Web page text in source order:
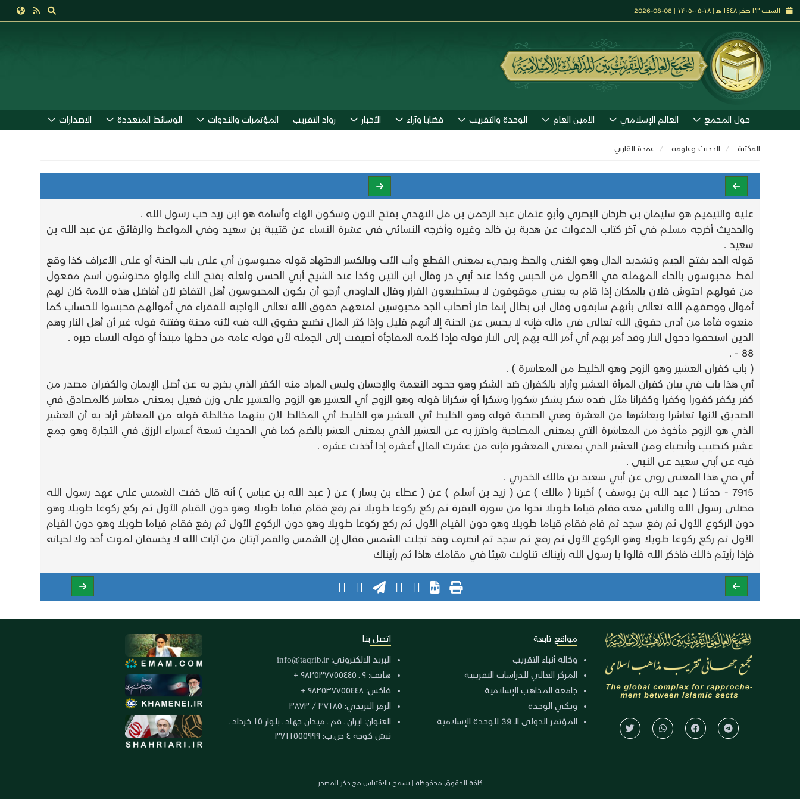
السبت ٢٣ صفر ١٤٤٨ هـ | ۱۸-۰۵-۱۴۰۵ | 08-08-2026
حول المجمع العالم الإسلامي الأمين العام الوحدة والتقريب قضايا وآراء الأخبار رواد التقريب المؤتمرات والندوات الوسائط المتعددة الاصدارات
المكتبة الحديث وعلومه عمدة القاري
علية والتيميم هو سليمان بن طرخان البصري وأبو عثمان عبد الرحمن بن مل النهدي بفتح النون وسكون الهاء وأسامة هو ابن زيد حب رسول الله .
والحديث أخرجه مسلم في آخر كتاب الدعوات عن هدبة بن خالد وغيره وأخرجه النسائي في عشرة النساء عن قتيبة بن سعيد وفي المواعظ والرقائق عن عبد الله بن
سعيد .
قوله الجد بفتح الجيم وتشديد الدال وهو الغنى والحظ ويجيء بمعنى القطع وأب الأب وبالكسر الاجتهاد قوله محبوسون أي على باب الجنة أو على الأعراف كذا وقع
لفظ محبوسون بالحاء المهملة في الأصول من الحبس وكذا عند أبي ذر وقال ابن التين وكذا عند الشيخ أبي الحسن ولعله بفتح التاء والواو محتوشون اسم مفعول
من قولهم احتوش فلان بالمكان إذا قام به يعني موقوفون لا يستطيعون الفرار وقال الداودي أرجو أن يكون المحبوسون أهل التفاخر لأن أفاضل هذه الأمة كان لهم
أموال ووصفهم الله تعالى بأنهم سابقون وقال ابن بطال إنما صار أصحاب الجد محبوسين لمنعهم حقوق الله تعالى الواجبة للفقراء في أموالهم فحبسوا للحساب كما
منعوه فأما من أدى حقوق الله تعالى في ماله فإنه لا يحبس عن الجنة إلا أنهم قليل وإذا كثر المال تضيع حقوق الله فيه لأنه محنة وفتنة قوله غير أن أهل النار وهم
الذين استحقوا دخول النار وقد أمر بهم أي أمر الله بهم إلى النار قوله فإذا كلمة المفاجأة أضيفت إلى الجملة لأن قوله عامة من دخلها مبتدأ أو قوله النساء خبره .
88 - .
( باب كفران العشير وهو الزوج وهو الخليط من المعاشرة ) .
أي هذا باب في بيان كفران المرأة العشير وأراد بالكفران ضد الشكر وهو جحود النعمة والإحسان وليس المراد منه الكفر الذي يخرج به عن أصل الإيمان والكفران مصدر من
كفر يكفر كفورا وكفرا وكفرانا مثل ضده شكر يشكر شكورا وشكرا أو شكرانا قوله وهو الزوج أي العشير هو الزوج والعشير على وزن فعيل بمعنى معاشر كالمصادق في
الصديق لأنها تعاشرا ويعاشرها من العشرة وهي الصحبة قوله وهو الخليط أي العشير هو الخليط أي المخالط لأن بينهما مخالطة قوله من المعاشر أراد به أن العشير
الذي هو الزوج مأخوذ من المعاشرة التي بمعنى المصاحبة واحترز به عن العشير الذي بمعنى العشر بالضم كما في الحديث تسعة أعشراء الرزق في التجارة وهو جمع
عشير كنصيب وأنصباء ومن العشير الذي بمعنى المعشور فإنه من عشرت المال أعشره إذا أخذت عشره .
فيه عن أبي سعيد عن النبي .
أي في هذا المعنى روى عن أبي سعيد بن مالك الخدري .
7915 - حدثنا ( عبد الله بن يوسف ) أخبرنا ( مالك ) عن ( زيد بن أسلم ) عن ( عطاء بن يسار ) عن ( عبد الله بن عباس ) أنه قال خفت الشمس على عهد رسول الله
فصلى رسول الله والناس معه فقام قياما طويلا نحوا من سورة البقرة ثم ركع ركوعا طويلا ثم رفع فقام قياما طويلا وهو دون القيام الأول ثم ركع ركوعا طويلا وهو
دون الركوع الأول ثم رفع سجد ثم قام فقام قياما طويلا وهو دون القيام الأول ثم ركع ركوعا طويلا وهو دون الركوع الأول ثم رفع فقام قياما طويلا وهو دون القيام
الأول ثم ركع ركوعا طويلا وهو الركوع الأول ثم رفع ثم سجد ثم انصرف وقد تجلت الشمس فقال إن الشمس والقمر آيتان من آيات الله لا يخسفان لموت أحد ولا لحياته
فإذا رأيتم ذالك فاذكر الله قالوا يا رسول الله رأيناك تناولت شيئا في مقامك هاذا ثم رأيناك
مواقع تابعة
وكالة أنباء التقريب
المركز العالي للدراسات التقريبية
جامعة المذاهب الإسلامية
ويكي الوحدة
المؤتمر الدولي الـ 39 للوحدة الإسلامية
اتصل بنا
البريد الالكتروني: info@taqrib.ir
هاتف: ٩ ـ ٩٨٢٥٣٧٧٥٥٤٤٥ +
فاكس: ٩٨٢٥٣٧٧٥٥٤٤٨ +
الرمز البريدي: ٣٧١٨٥ / ٣٨٧٣
العنوان: ايران ـ قم ـ ميدان جهاد ـ بلوار ١٥ خرداد ـ
نبش كوجه ٤ ص.ب: ٣٧١١٥٥٥٩٩٩
كافة الحقوق محفوظة | يسمح بالاقتباس مع ذكر المصدر